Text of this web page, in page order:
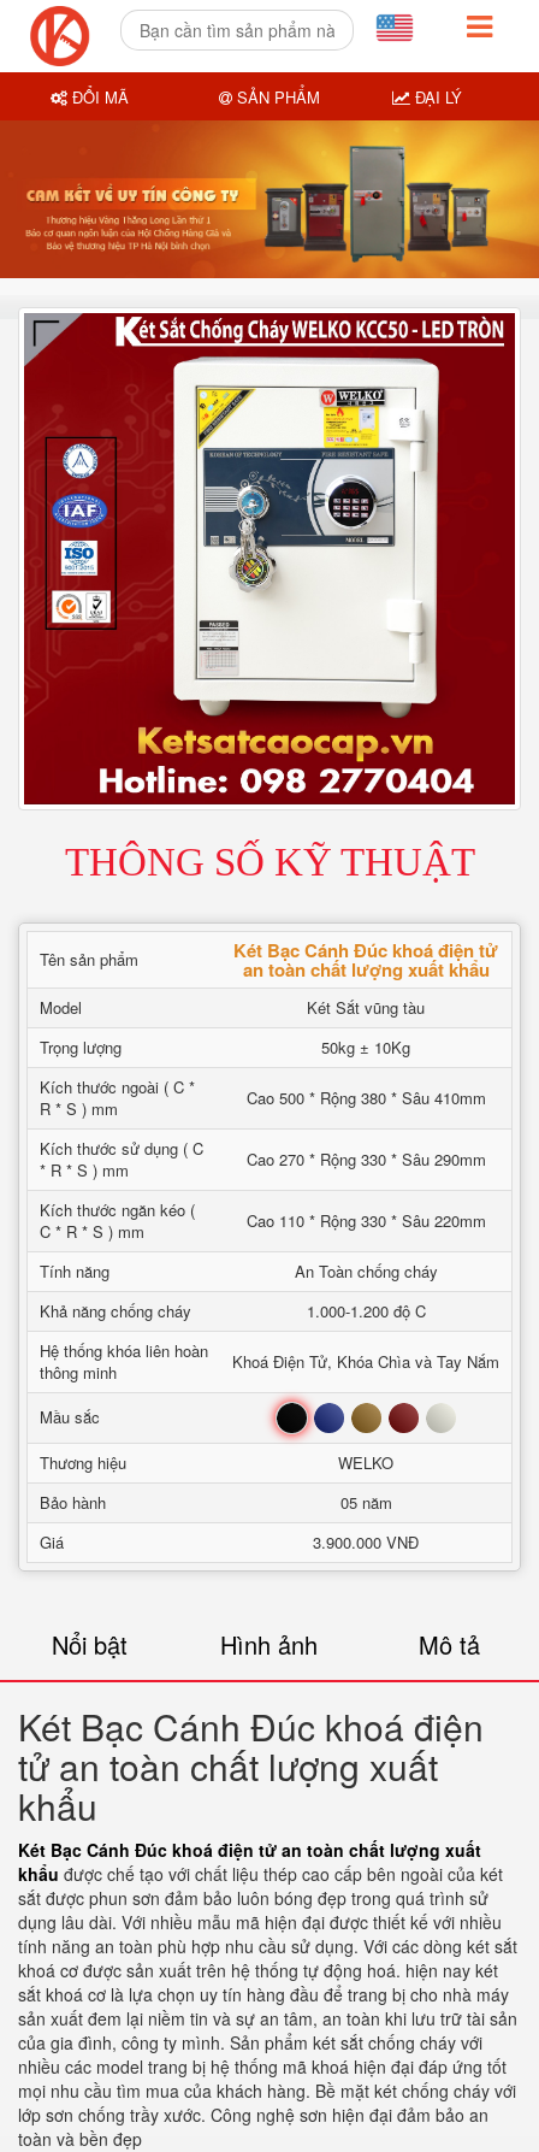
THÔNG SỐ KỸ THUẬT
Tên sản phẩm Két Bạc Cánh Đúc khoá điện tử
an toàn chất lượng xuất khẩu
Model
Két Sắt vũng tàu
Trọng lượng
50kg ± 10Kg
Kích thước ngoài ( C *
R * S ) mm
Cao 500 * Rộng 380 * Sâu 410mm
Kích thước sử dụng ( C
* R * S ) mm
Cao 270 * Rộng 330 * Sâu 290mm
Kích thước ngăn kéo (
C * R * S ) mm
Cao 110 * Rộng 330 * Sâu 220mm
Tính năng
An Toàn chống cháy
Khả năng chống cháy
1.000-1.200 độ C
Hệ thống khóa liên hoàn
thông minh
Khoá Điện Tử, Khóa Chìa và Tay Nắm
Mầu sắc Đen Xanh Nâu Đỏ Trắng
Thương hiệu
WELKO
Bảo hành
05 năm
Giá
3.900.000 VNĐ
Nổi bật Hình ảnh Mô tả
Két Bạc Cánh Đúc khoá điện
tử an toàn chất lượng xuất
khẩu
Két Bạc Cánh Đúc khoá điện tử an toàn chất lượng xuất
khẩu được chế tạo với chất liệu thép cao cấp bên ngoài của két
sắt được phun sơn đảm bảo luôn bóng đẹp trong quá trình sử
dụng lâu dài. Với nhiều mẫu mã hiện đại được thiết kế với nhiều
tính năng an toàn phù hợp nhu cầu sử dụng. Với các dòng két sắt
khoá cơ được sản xuất trên hệ thống tự động hoá. hiện nay két
sắt khoá cơ là lựa chọn uy tín hàng đầu để trang bị cho nhà máy
sản xuất đem lại niềm tin và sự an tâm, an toàn khi lưu trữ tài sản
của gia đình, công ty mình. Sản phẩm két sắt chống cháy với
nhiều các model trang bị hệ thống mã khoá hiện đại đáp ứng tốt
mọi nhu cầu tìm mua của khách hàng. Bề mặt két chống cháy với
lớp sơn chống trầy xước. Công nghệ sơn hiện đại đảm bảo an
toàn và bền đẹp
ĐỔI MÃ SẢN PHẨM ĐẠI LÝ